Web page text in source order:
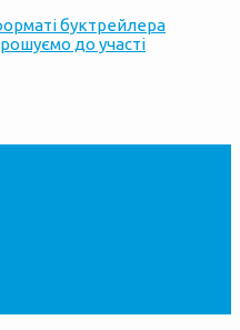
буктрейлера
до участі